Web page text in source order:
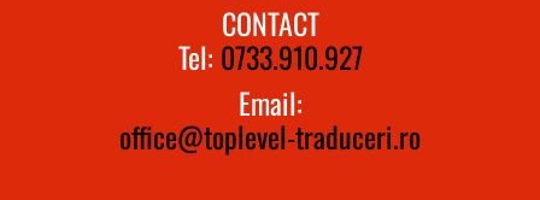
CONTACT
Tel: 0733.910.927
Email:
office@toplevel-traduceri.ro